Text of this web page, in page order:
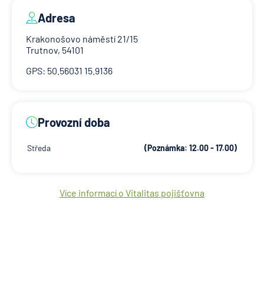
Adresa
Krakonošovo náměstí 21/15
Trutnov, 54101
GPS: 50.56031 15.9136
Provozní doba
Středa (Poznámka: 12.00 - 17.00)
Více informací o Vitalitas pojišťovna